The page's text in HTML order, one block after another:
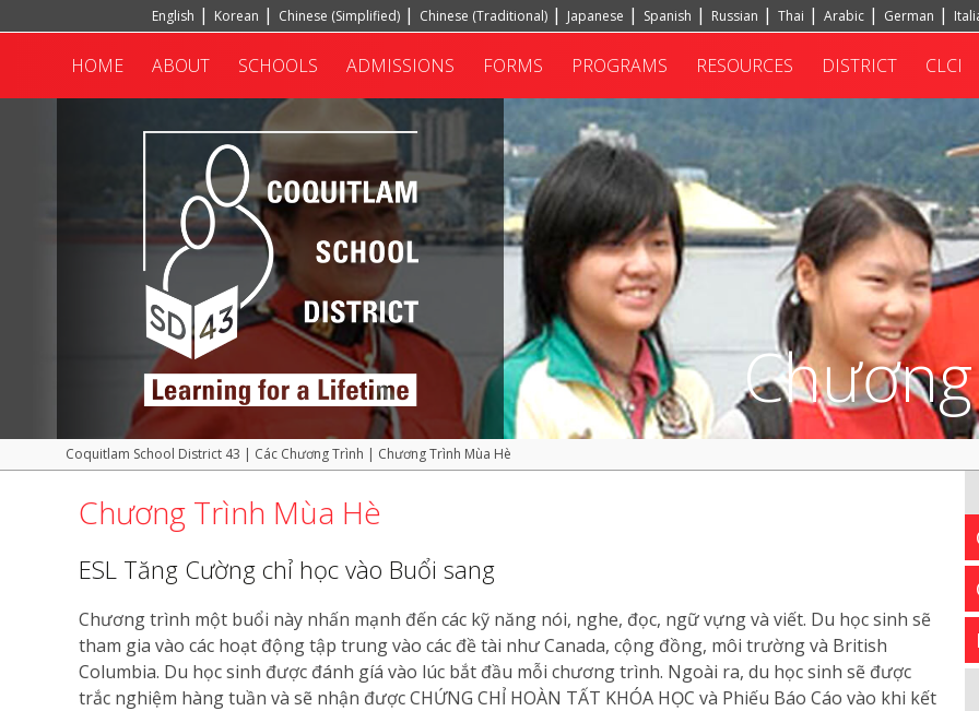
English Korean Chinese (Simplified) Chinese (Traditional) Japanese Spanish Russian Thai Arabic German
HOME ABOUT SCHOOLS ADMISSIONS FORMS PROGRAMS RESOURCES DISTRICT CLCI
Coquitlam School District 43 | Các Chương Trình | Chương Trình Mùa Hè
Chương Trình Mùa Hè
ESL Tăng Cường chỉ học vào Buổi sang
Chương trình một buổi này nhấn mạnh đến các kỹ năng nói, nghe, đọc, ngữ vựng và viết. Du học sinh sẽ
tham gia vào các hoạt động tập trung vào các đề tài như Canada, cộng đồng, môi trường và British
Columbia. Du học sinh được đánh gíá vào lúc bắt đầu mỗi chương trình. Ngoài ra, du học sinh sẽ được
trắc nghiệm hàng tuần và sẽ nhận được CHỨNG CHỈ HOÀN TẤT KHÓA HỌC và Phiếu Báo Cáo vào khi kết